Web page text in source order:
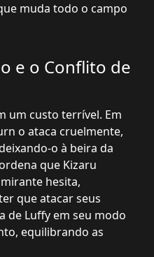
muda todo o campo
e o Conflito de
um custo terrível. Em
o ataca cruelmente,
o à beira da
que Kizaru
hesita,
que atacar seus
de Luffy em seu modo
equilibrando as